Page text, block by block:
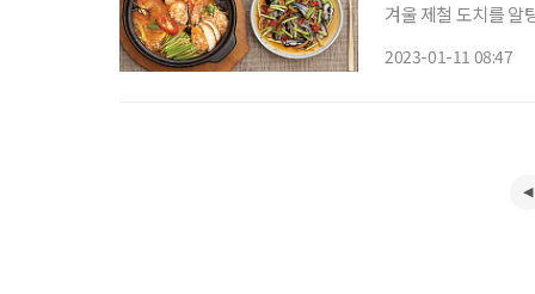
겨울 제철 도치를 알탕과 초회로 즐겨보자.
2023-01-11 08:47